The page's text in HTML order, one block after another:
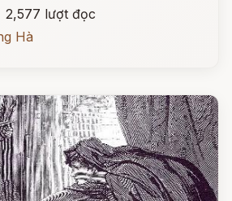
2,577 lượt đọc
Hà